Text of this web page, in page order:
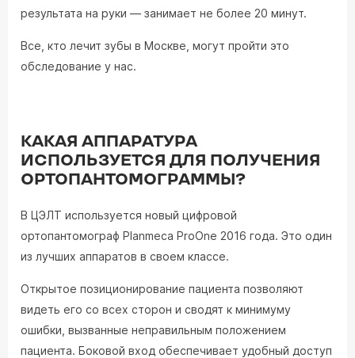
результата на руки — занимает не более 20 минут.
Все, кто лечит зубы в Москве, могут пройти это
обследование у нас.
КАКАЯ АППАРАТУРА
ИСПОЛЬЗУЕТСЯ ДЛЯ ПОЛУЧЕНИЯ
ОРТОПАНТОМОГРАММЫ?
В ЦЭЛТ используется новый цифровой
ортопантомограф Planmeca ProOne 2016 года. Это один
из лучших аппаратов в своем классе.
Открытое позиционирование пациента позволяют
видеть его со всех сторон и сводят к минимуму
ошибки, вызванные неправильным положением
пациента. Боковой вход обеспечивает удобный доступ